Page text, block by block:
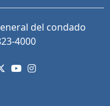
del condado
4000
Enlaces a
X (Twitter)
YouTube
Instagram